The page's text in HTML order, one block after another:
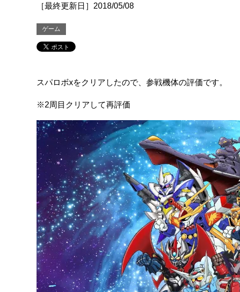
［最終更新日］2018/05/08
ゲーム
スパロボxをクリアしたので、参戦機体の評価です。
※2周目クリアして再評価